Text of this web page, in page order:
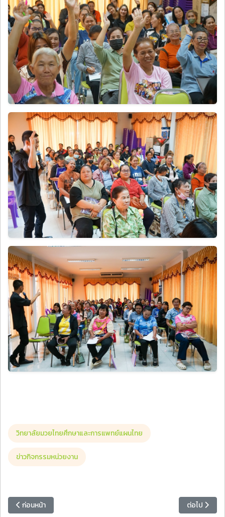
วิทยาลัยมวยไทยศึกษาและการแพทย์แผนไทย
ข่าวกิจกรรมหน่วยงาน
เนื้อหาก่อนหน้า: อธิการบดี มรภ.หมู่บ้านจอมบึง เปิดโครงการส่งเสริมชุม
ก่อนหน้า เนื้อหาถัดไ
ต่อไป